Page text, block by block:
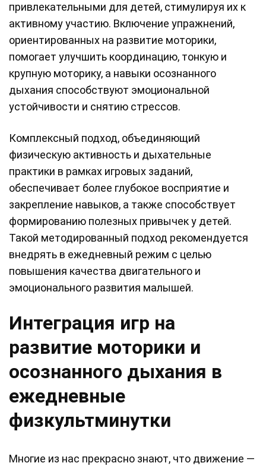
привлекательными для детей, стимулируя их к
активному участию. Включение упражнений,
ориентированных на развитие моторики,
помогает улучшить координацию, тонкую и
крупную моторику, а навыки осознанного
дыхания способствуют эмоциональной
устойчивости и снятию стрессов.
Комплексный подход, объединяющий
физическую активность и дыхательные
практики в рамках игровых заданий,
обеспечивает более глубокое восприятие и
закрепление навыков, а также способствует
формированию полезных привычек у детей.
Такой методированный подход рекомендуется
внедрять в ежедневный режим с целью
повышения качества двигательного и
эмоционального развития малышей.
Интеграция игр на
развитие моторики и
осознанного дыхания в
ежедневные
физкультминутки
Многие из нас прекрасно знают, что движение —